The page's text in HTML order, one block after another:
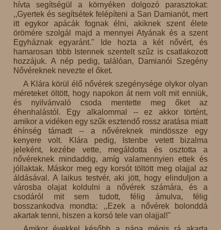
hívta segítségül a környéken dolgozó parasztokat:
,,Gyertek és segítsétek felépíteni a San Damianót, mert
itt egykor apácák fognak élni, akiknek szent élete
örömére szolgál majd a mennyei Atyának és a szent
Egyháznak egyaránt.'' Ide hozta a két nővért, és
hamarosan több Istennek szentelt szűz is csatlakozott
hozzájuk. A nép pedig, találóan, Damianói Szegény
Nővéreknek nevezte el őket.
A Klára körül élő nővérek szegénysége olykor olyan
méreteket öltött, hogy napokon át nem volt mit enniük,
és nyilvánvaló csoda mentette meg őket az
éhenhalástól. Egy alkalommal -- ez akkor történt,
amikor a vidéken egy szűk esztendő rossz aratása miatt
éhínség támadt -- a nővéreknek mindössze egy
kenyere volt. Klára pedig, Istenbe vetett bizalma
jeleként, kezébe vette, megáldotta és osztotta a
nővéreknek mindaddig, amíg valamennyien ettek és
jóllaktak. Máskor meg egy korsót töltött meg olajjal az
áldásával. A laikus testvér, aki jött, hogy elinduljon a
városba olajat koldulni a nővérek számára, és a
csodáról mit sem tudott, félig ámulva, félig
bosszankodva mondta: ,,Ezek a nővérek bolonddá
akartak tenni, hiszen a korsó tele van olajjal!''